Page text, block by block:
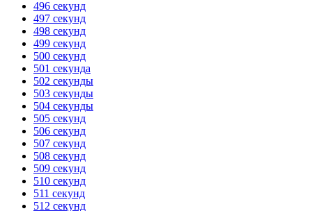
496 секунд
497 секунд
498 секунд
499 секунд
500 секунд
501 секунда
502 секунды
503 секунды
504 секунды
505 секунд
506 секунд
507 секунд
508 секунд
509 секунд
510 секунд
511 секунд
512 секунд